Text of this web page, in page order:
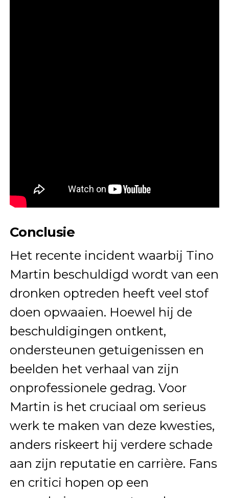
Conclusie
Het recente incident waarbij Tino
Martin beschuldigd wordt van een
dronken optreden heeft veel stof
doen opwaaien. Hoewel hij de
beschuldigingen ontkent,
ondersteunen getuigenissen en
beelden het verhaal van zijn
onprofessionele gedrag. Voor
Martin is het cruciaal om serieus
werk te maken van deze kwesties,
anders riskeert hij verdere schade
aan zijn reputatie en carrière. Fans
en critici hopen op een